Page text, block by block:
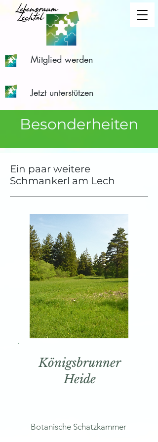
Mitglied werden
Jetzt unterstützen
Besonderheiten
Ein paar weitere
Schmankerl am Lech
Königsbrunner
Heide
Botanische Schatzkammer